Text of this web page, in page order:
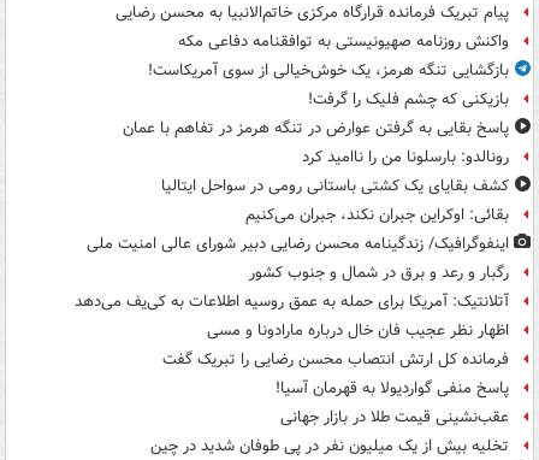
پیام تبریک فرمانده قرارگاه مرکزی خاتم‌الانبیا به محسن رضایی
واکنش روزنامه صهیونیستی به توافقنامه دفاعی مکه
بازگشایی تنگه هرمز، یک خوش‌خیالی از سوی آمریکاست!
بازیکنی که چشم فلیک را گرفت!
پاسخ بقایی به گرفتن عوارض در تنگه هرمز در تفاهم با عمان
رونالدو: بارسلونا من را ناامید کرد
کشف بقایای یک کشتی باستانی رومی در سواحل ایتالیا
بقائی: اوکراین جبران نکند، جبران می‌کنیم
اینفوگرافیک/ زندگینامه محسن رضایی دبیر شورای عالی امنیت‌ ملی
رگبار و رعد و برق در شمال و جنوب کشور
آتلانتیک: آمریکا برای حمله به عمق روسیه اطلاعات به کی‌یف می‌دهد
اظهار نظر عجیب فان خال درباره مارادونا و مسی
فرمانده کل ارتش انتصاب محسن رضایی را تبریک گفت
پاسخ منفی گواردیولا به قهرمان آسیا!
عقب‌نشینی قیمت طلا در بازار جهانی
تخلیه بیش از یک میلیون نفر در پی طوفان شدید در چین